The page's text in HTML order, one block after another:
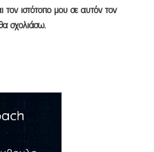
ιστότοπο μου σε αυτόν τον
σχολιάσω.